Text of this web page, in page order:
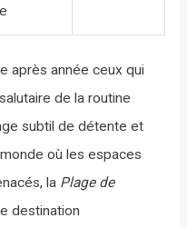
après année ceux qui
de la routine
subtil de détente et
où les espaces
la Plage de
destination